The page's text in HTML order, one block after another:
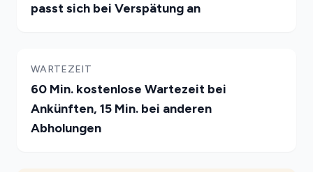
passt sich bei Verspätung an
WARTEZEIT
60 Min. kostenlose Wartezeit bei
Ankünften, 15 Min. bei anderen
Abholungen